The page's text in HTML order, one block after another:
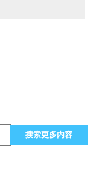
搜索更多内容